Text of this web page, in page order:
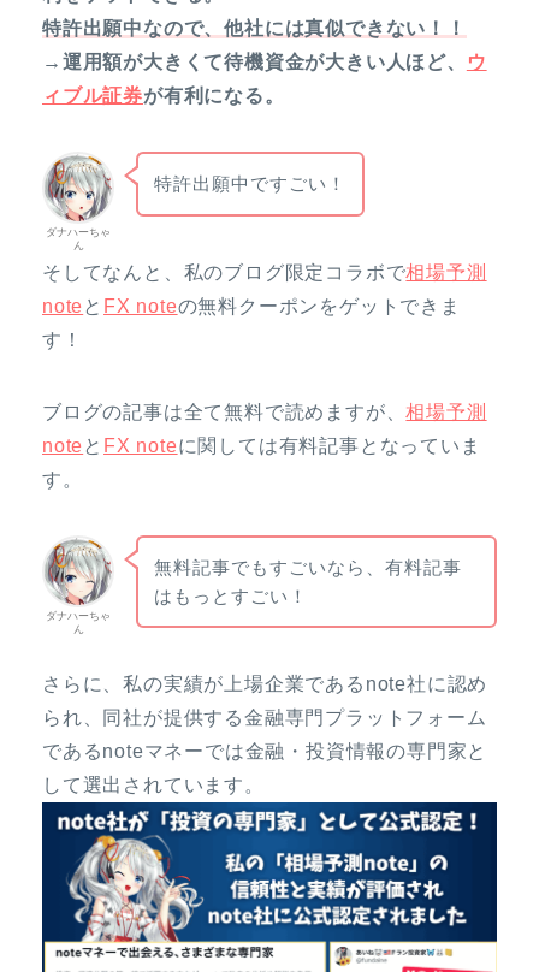
特許出願中なので、他社には真似できない！！
→運用額が大きくて待機資金が大きい人ほど、
ウ
ィブル証券が有利になる。
ダナハーちゃ
ん
特許出願中ですごい！
そしてなんと、私のブログ限定コラボで相場予測
note と FX noteの無料クーポンをゲットできま
す！
ブログの記事は全て無料で読めますが、相場予測
note と FX noteに関しては有料記事となっていま
す。
ダナハーちゃ
ん
無料記事でもすごいなら、有料記事
はもっとすごい！
さらに、私の実績が上場企業であるnote社に認め
られ、同社が提供する金融専門プラットフォーム
であるnoteマネーでは金融・投資情報の専門家と
して選出されています。